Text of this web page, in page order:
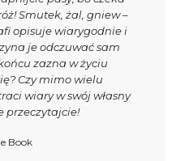
Smutek, żal, gniew –
opisuje wiarygodnie i
je odczuwać sam
zazna w życiu
Czy mimo wielu
wiary w swój własny
przeczytajcie!
Book